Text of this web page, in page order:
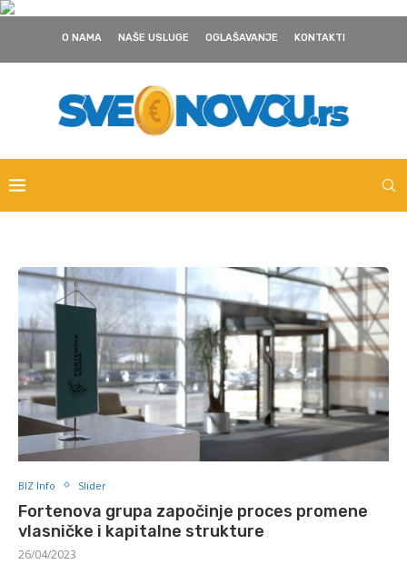
O NAMA NAŠE USLUGE OGLAŠAVANJE KONTAKTI
BIZ Info Slider
Fortenova grupa započinje proces promene
vlasničke i kapitalne strukture
26/04/2023